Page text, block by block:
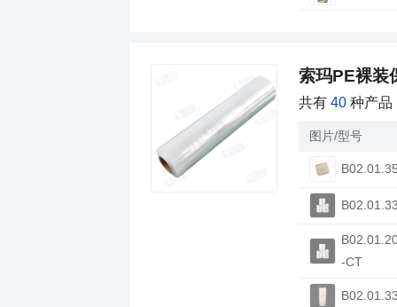
索玛PE裸装
共有40 种产品
图片/型号
-CT